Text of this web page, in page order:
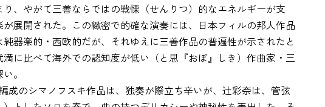
、やがて三善ならではの戦慄（せんりつ）的なエネルギーが支
展開された。この緻密で的確な演奏には、日本フィルの邦人作品
器楽的・西欧的だが、それゆえに三善作品の普遍性が示されたと
に比べて海外での認知度が低い（と思『おぼ』しき）作曲家・三
。
成のシマノフスキ作品は、独奏が際立ち辛いが、辻彩奈は、管弦